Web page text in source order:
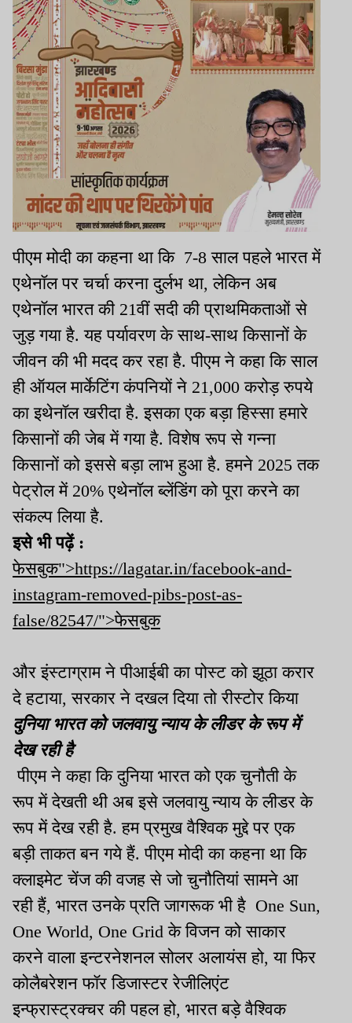
पीएम मोदी का कहना था कि 7-8 साल पहले भारत में
एथेनॉल पर चर्चा करना दुर्लभ था, लेकिन अब
एथेनॉल भारत की 21वीं सदी की प्राथमिकताओं से
जुड़ गया है. यह पर्यावरण के साथ-साथ किसानों के
जीवन की भी मदद कर रहा है. पीएम ने कहा कि साल
ही ऑयल मार्केटिंग कंपनियों ने 21,000 करोड़ रुपये
का इथेनॉल खरीदा है. इसका एक बड़ा हिस्सा हमारे
किसानों की जेब में गया है. विशेष रूप से गन्ना
किसानों को इससे बड़ा लाभ हुआ है. हमने 2025 तक
पेट्रोल में 20% एथेनॉल ब्लेंडिंग को पूरा करने का
संकल्प लिया है.
इसे भी पढ़ें :
फेसबुक">https://lagatar.in/facebook-and-
instagram-removed-pibs-post-as-
false/82547/">फेसबुक
और इंस्टाग्राम ने पीआईबी का पोस्ट को झूठा करार
दे हटाया, सरकार ने दखल दिया तो रीस्टोर किया
दुनिया भारत को जलवायु न्याय के लीडर के रूप में
देख रही है
पीएम ने कहा कि दुनिया भारत को एक चुनौती के
रूप में देखती थी अब इसे जलवायु न्याय के लीडर के
रूप में देख रही है. हम प्रमुख वैश्विक मुद्दे पर एक
बड़ी ताकत बन गये हैं. पीएम मोदी का कहना था कि
क्लाइमेट चेंज की वजह से जो चुनौतियां सामने आ
रही हैं, भारत उनके प्रति जागरूक भी है One Sun,
One World, One Grid के विजन को साकार
करने वाला इन्टरनेशनल सोलर अलायंस हो, या फिर
कोलैबरेशन फॉर डिजास्टर रेजीलिएंट
इन्फ्रास्ट्रक्चर की पहल हो, भारत बड़े वैश्विक